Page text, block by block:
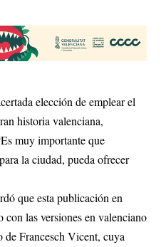
elección de emplear el
historia valenciana,
muy importante que
la ciudad, pueda ofrecer
que esta publicación en
las versiones en valenciano
de Francesch Vicent, cuya